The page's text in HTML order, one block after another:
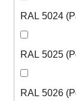
RAL 5024
RAL 5025
RAL 5026